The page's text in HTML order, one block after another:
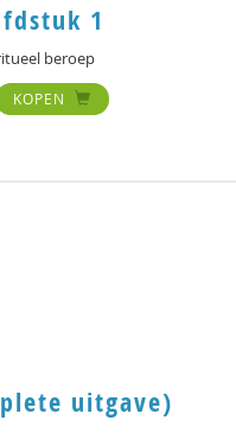
1
beroep
KOPEN
uitgave)